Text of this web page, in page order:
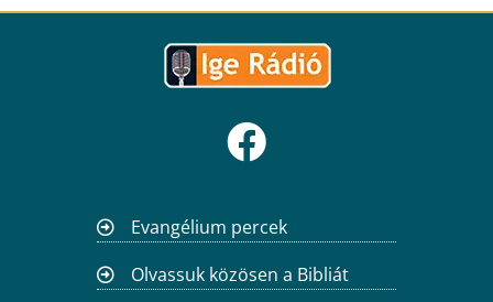
Evangélium percek
Olvassuk közösen a Bibliát